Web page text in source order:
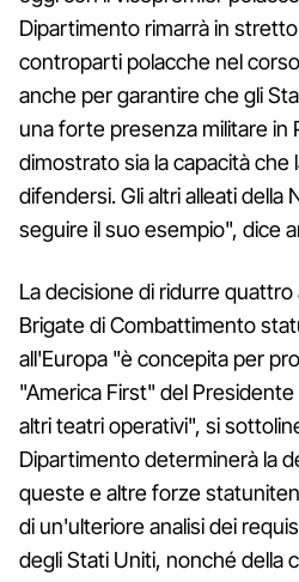
Dipartimento rimarrà in
controparti polacche nel
anche per garantire che gli
una forte presenza militare in
dimostrato sia la capacità che
difendersi. Gli altri alleati della
seguire il suo esempio", dice
La decisione di ridurre
Brigate di Combattimento
all'Europa "è concepita per
"America First" del
altri teatri operativi", si
Dipartimento determinerà la
queste e altre forze
di un'ulteriore analisi dei
degli Stati Uniti, nonché della